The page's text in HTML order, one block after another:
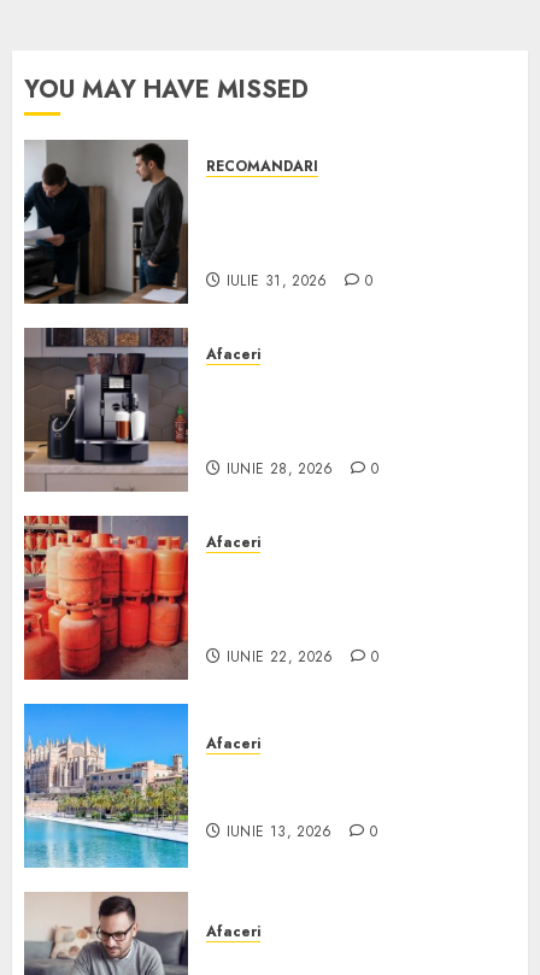
YOU MAY HAVE MISSED
RECOMANDARI
IULIE 31, 2026 0
Afaceri
IUNIE 28, 2026 0
Afaceri
IUNIE 22, 2026 0
Afaceri
IUNIE 13, 2026 0
Afaceri